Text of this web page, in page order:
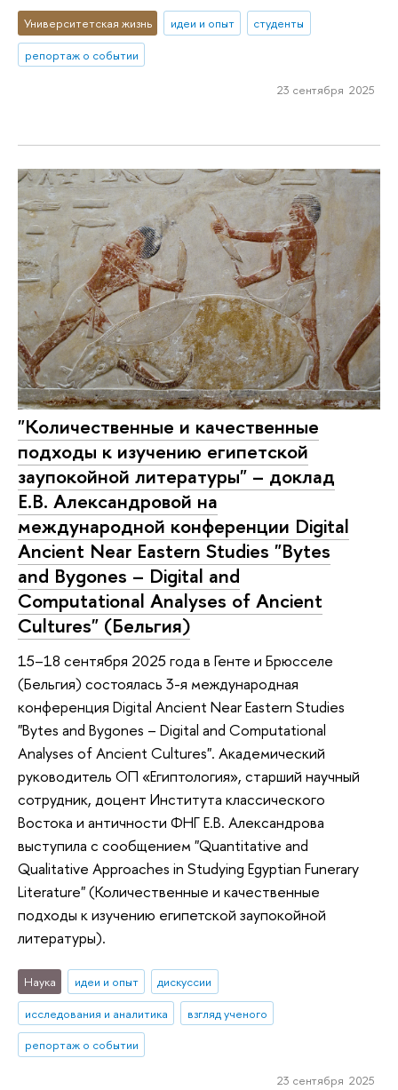
Университетская жизнь идеи и опыт
студенты
репортаж о событии
23 сентября 2025
"Количественные и качественные
подходы к изучению египетской
заупокойной литературы" – доклад
Е.В. Александровой на
международной конференции Digital
Ancient Near Eastern Studies "Bytes
and Bygones – Digital and
Computational Analyses of Ancient
Cultures" (Бельгия)
15–18 сентября 2025 года в Генте и Брюсселе
(Бельгия) состоялась 3-я международная
конференция Digital Ancient Near Eastern Studies
"Bytes and Bygones – Digital and Computational
Analyses of Ancient Cultures". Академический
руководитель ОП «Египтология», старший научный
сотрудник, доцент Института классического
Востока и античности ФНГ Е.В. Александрова
выступила с сообщением "Quantitative and
Qualitative Approaches in Studying Egyptian Funerary
Literature" (Количественные и качественные
подходы к изучению египетской заупокойной
литературы).
Наука идеи и опыт
дискуссии
исследования и аналитика
взгляд ученого
репортаж о событии
23 сентября 2025